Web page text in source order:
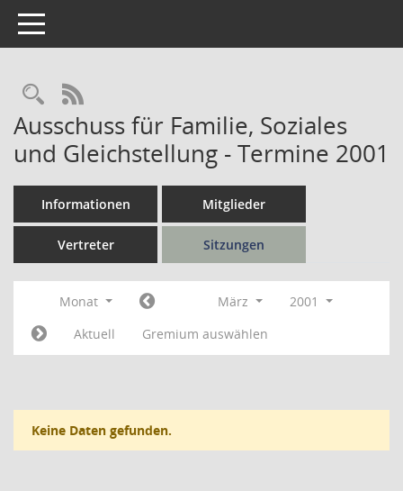
Toggle navigation
Rechercheauswahl
RSS-Feed
Ausschuss für Familie, Soziales
und Gleichstellung - Termine 2001
Informationen Mitglieder
Vertreter Sitzungen
Monat März
2001
Aktuell
Gremium auswählen
Keine Daten gefunden.